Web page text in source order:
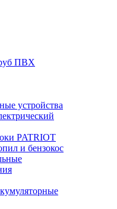
ПВХ
устройства
PATRIOT
и бензокос